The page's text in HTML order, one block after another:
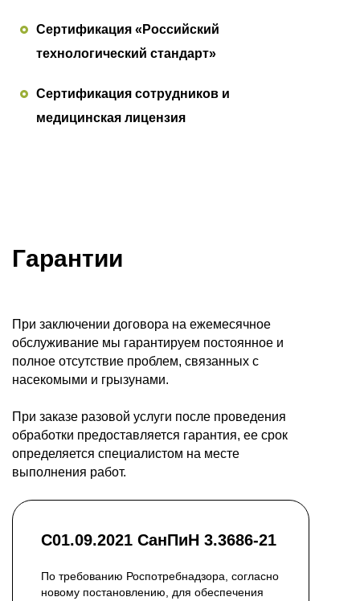
Сертификация «Российский
технологический стандарт»
Сертификация сотрудников и
медицинская лицензия
Гарантии
При заключении договора на ежемесячное
обслуживание мы гарантируем постоянное и
полное отсутствие проблем, связанных с
насекомыми и грызунами.
При заказе разовой услуги после проведения
обработки предоставляется гарантия, ее срок
определяется специалистом на месте
выполнения работ.
С01.09.2021 СанПиН 3.3686-21
По требованию Роспотребнадзора, согласно
новому постановлению, для обеспечения